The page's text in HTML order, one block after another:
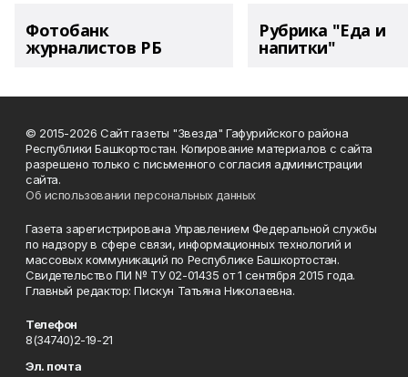
Фотобанк
журналистов РБ
Рубрика "Еда и
напитки"
© 2015-2026 Сайт газеты "Звезда" Гафурийского района
Республики Башкортостан. Копирование материалов с сайта
разрешено только с письменного согласия администрации
сайта.
Об использовании персональных данных
Газета зарегистрирована Управлением Федеральной службы
по надзору в сфере связи, информационных технологий и
массовых коммуникаций по Республике Башкортостан.
Свидетельство ПИ № ТУ 02-01435 от 1 сентября 2015 года.
Главный редактор: Пискун Татьяна Николаевна.
Телефон
8(34740)2-19-21
Эл. почта